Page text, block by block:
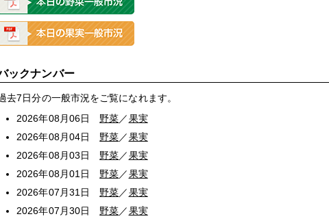
ックナンバー
去7日分の一般市況をご覧になれます。
2026年08月06日 野菜／果実
2026年08月04日 野菜／果実
2026年08月03日 野菜／果実
2026年08月01日 野菜／果実
2026年07月31日 野菜／果実
2026年07月30日 野菜／果実